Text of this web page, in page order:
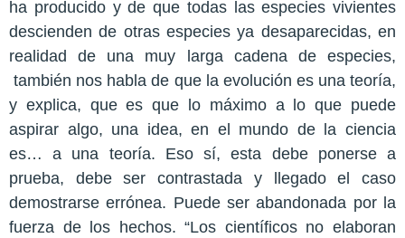
ha producido y de que todas las especies vivientes
descienden de otras especies ya desaparecidas, en
realidad de una muy larga cadena de especies,
también nos habla de que la evolución es una teoría,
y explica, que es que lo máximo a lo que puede
aspirar algo, una idea, en el mundo de la ciencia
es… a una teoría. Eso sí, esta debe ponerse a
prueba, debe ser contrastada y llegado el caso
demostrarse errónea. Puede ser abandonada por la
fuerza de los hechos. “Los científicos no elaboran